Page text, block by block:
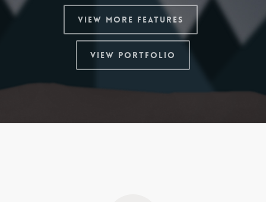
View More Features
View Portfolio